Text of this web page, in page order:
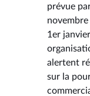
prévue
1er
alertent
sur la